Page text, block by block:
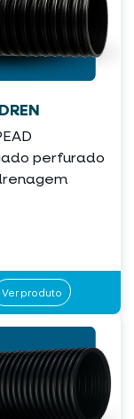
perfurado
Ver produto